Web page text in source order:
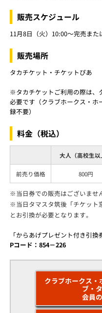
販売スケジュール
11月8日（火）10:00～完売ま
販売場所
タカチケット・チケットぴあ
※タカチケットご利用の際は、
必要です（クラブホークス・ホ
録不要）
料金（税込）
大人（高校生以
前売り価格 800円
※当日券での販売はございませ
※当日タマスタ筑後「チケット
とお引換が必要となります。
「からあげプレゼント付き引換
Pコード：854－226
クラブホークス・
ブ・
会員